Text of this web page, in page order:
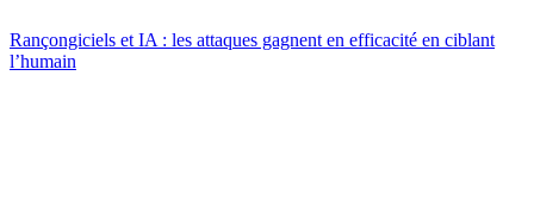
Rançongiciels et IA : les attaques gagnent en efficacité en ciblant
l’humain